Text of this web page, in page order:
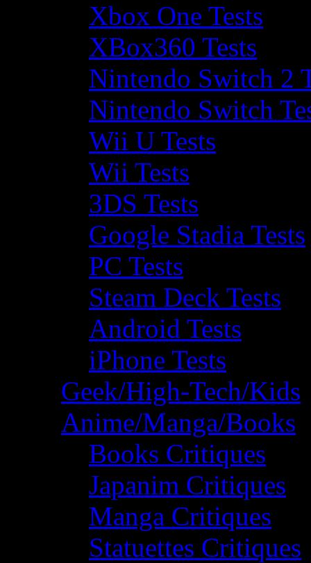
Xbox One Tests
XBox360 Tests
Nintendo Switch 2
Nintendo Switch
Wii U Tests
Wii Tests
3DS Tests
Google Stadia Tests
PC Tests
Steam Deck Tests
Android Tests
iPhone Tests
Geek/High-Tech/Kids
Anime/Manga/Books
Books Critiques
Japanim Critiques
Manga Critiques
Statuettes Critiques